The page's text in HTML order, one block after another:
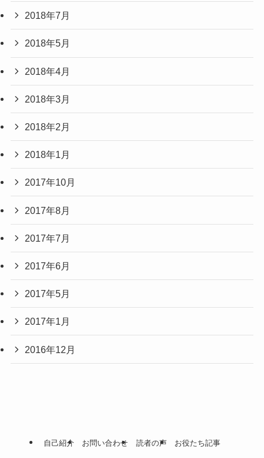
2018年7月
2018年5月
2018年4月
2018年3月
2018年2月
2018年1月
2017年10月
2017年8月
2017年7月
2017年6月
2017年5月
2017年1月
2016年12月
自己紹介 お問い合わせ 読者の声 お役たち記事